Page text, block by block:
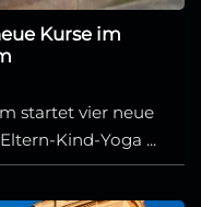
Kurse im
startet vier neue
Kind-Yoga ...